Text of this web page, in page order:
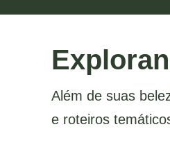
Além de suas
e roteiros